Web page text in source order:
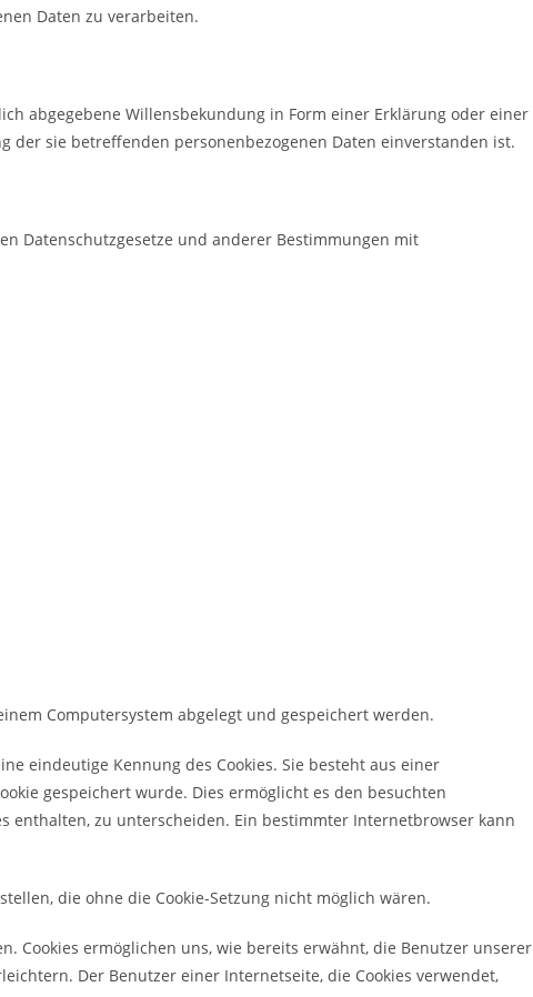
Daten zu verarbeiten.
abgegebene Willensbekundung in Form einer Erklärung oder einer
sie betreffenden personenbezogenen Daten einverstanden ist.
Datenschutzgesetze und anderer Bestimmungen mit
Computersystem abgelegt und gespeichert werden.
eindeutige Kennung des Cookies. Sie besteht aus einer
gespeichert wurde. Dies ermöglicht es den besuchten
enthalten, zu unterscheiden. Ein bestimmter Internetbrowser kann
die ohne die Cookie-Setzung nicht möglich wären.
Cookies ermöglichen uns, wie bereits erwähnt, die Benutzer unserer
Der Benutzer einer Internetseite, die Cookies verwendet,